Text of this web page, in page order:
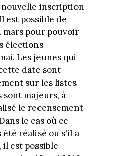
inscription
est possible de
mars pour pouvoir
élections
Les jeunes qui
date sont
sur les listes
majeurs, à
le recensement
le cas où ce
réalisé ou s'il a
est possible